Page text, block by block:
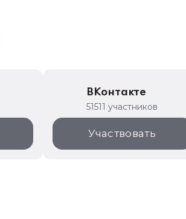
ВКонтакте
51511 участников
Участвовать